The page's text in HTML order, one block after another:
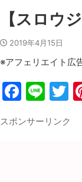
【スロウ
2019年4月15日
※アフェリエイト広
F
c
Li
e
T
スポンサーリンク